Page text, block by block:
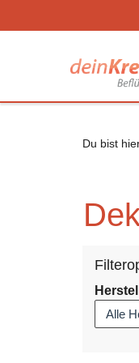
Du bist